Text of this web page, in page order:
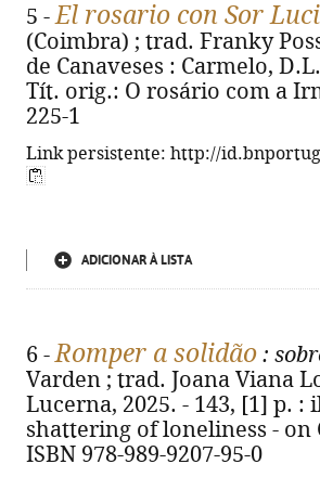
5 -El rosario con Sor
(Coimbra) ; trad. Franky
de Canaveses : Carmelo,
Tít. orig.: O rosário com a
225-1
Link persistente: http://
ADICIONAR À LISTA
6 -Romper a solidão :
Varden ; trad. Joana Viana
Lucerna, 2025. - 143, [1] p. :
shattering of loneliness -
ISBN 978-989-9207-95-0